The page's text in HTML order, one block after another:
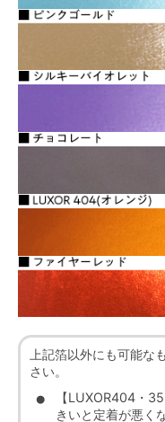
上記箔以外にも可能な
さい。
【LUXOR404・
きいと定着が悪く